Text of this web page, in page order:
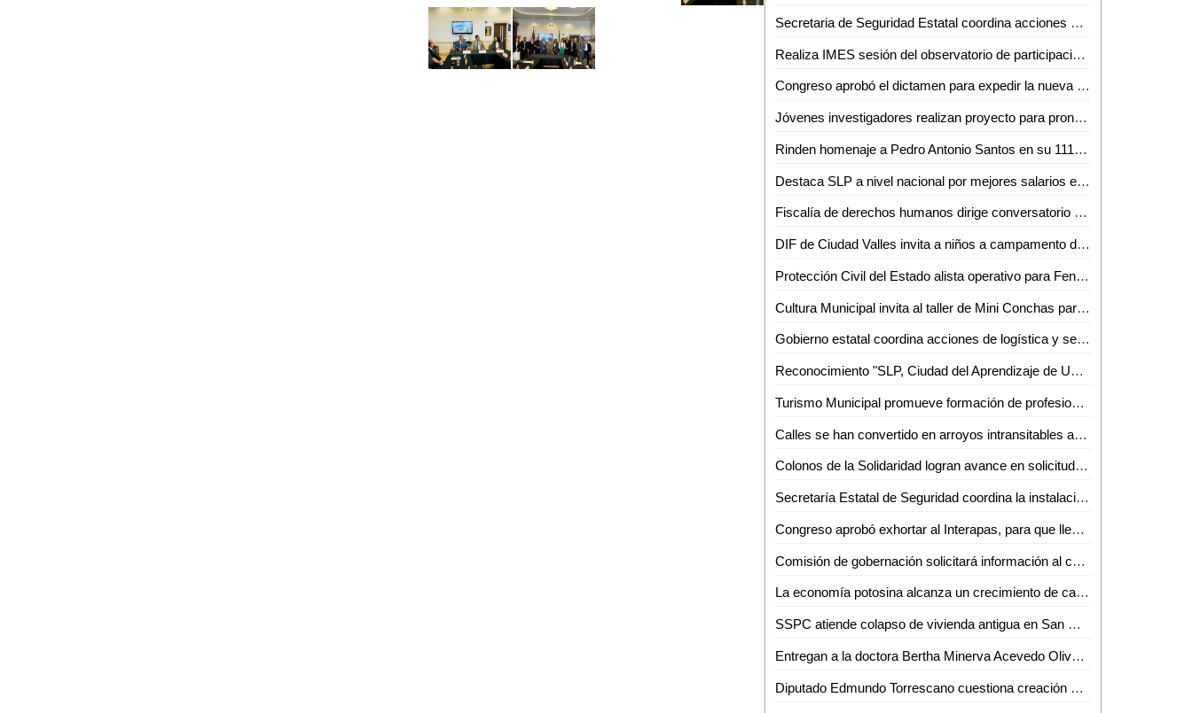
Secretaria de Seguridad Estatal coordina acciones de logística y seguridad para Fenapo 2024
Realiza IMES sesión del observatorio de participación política de las mujeres
Congreso aprobó el dictamen para expedir la nueva ley orgánica del poder legislativo y el reglamento del congreso del estado de San Luis Potosí
Jóvenes investigadores realizan proyecto para pronosticar leucemia linfoblástica aguda, en el Verano de la Ciencia de la UASLP
Rinden homenaje a Pedro Antonio Santos en su 111 aniversario luctuoso
Destaca SLP a nivel nacional por mejores salarios en empleos
Fiscalía de derechos humanos dirige conversatorio a personal de la FGESLP sobre la trata de personas
DIF de Ciudad Valles invita a niños a campamento de verano gratuito e inclusivo
Protección Civil del Estado alista operativo para Fenapo 2024
Cultura Municipal invita al taller de Mini Conchas para niñas, niños y adolescentes
Gobierno estatal coordina acciones de logística y seguridad para la Fenapo 2024
Reconocimiento "SLP, Ciudad del Aprendizaje de Unesco", plasmado en placa develada por Alcalde Galindo en San Francisco
Turismo Municipal promueve formación de profesionales en gastronomía
Calles se han convertido en arroyos intransitables a causa de la lluvia en la Rafael Curiel en Valles
Colonos de la Solidaridad logran avance en solicitud de reparación de calles
Secretaría Estatal de Seguridad coordina la instalación del comité de fomento laboral penitenciario
Congreso aprobó exhortar al Interapas, para que lleve a cabo una revisión de la operatividad y eficiencia de la aplicación de pago con la que cuenta
Comisión de gobernación solicitará información al ceepac de las secciones electorales de Villa de Pozos
La economía potosina alcanza un crecimiento de casi 3% en este 2024
SSPC atiende colapso de vivienda antigua en San Miguelito
Entregan a la doctora Bertha Minerva Acevedo Oliva, el reconocimiento "Matilde Cabrera Ipiña de Corsi", año 2024
Diputado Edmundo Torrescano cuestiona creación de Villa de Pozos como municipio